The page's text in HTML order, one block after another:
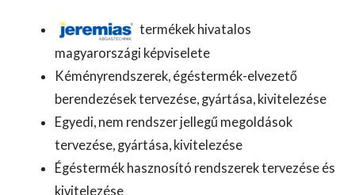
termékek hivatalos
magyarországi képviselete
Kéményrendszerek, égéstermék-elvezető
berendezések tervezése, gyártása, kivitelezése
Egyedi, nem rendszer jellegű megoldások
tervezése, gyártása, kivitelezése
Égéstermék hasznosító rendszerek tervezése és
kivitelezése